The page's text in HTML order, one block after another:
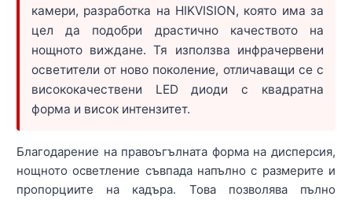
камери, разработка на HIKVISION, която има за
цел да подобри драстично качеството на
нощното виждане. Тя използва инфрачервени
осветители от ново поколение, отличаващи се с
висококачествени LED диоди с квадратна
форма и висок интензитет.
Благодарение на правоъгълната форма на дисперсия,
нощното осветление съвпада напълно с размерите и
пропорциите на кадъра. Това позволява пълно